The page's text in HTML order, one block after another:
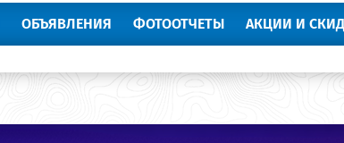
ОБЪЯВЛЕНИЯ ФОТООТЧЕТЫ АКЦИИ И